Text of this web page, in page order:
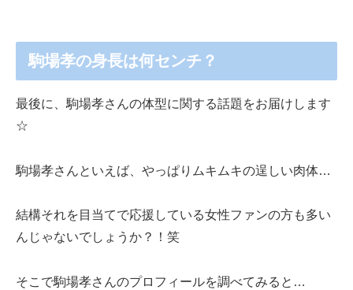
駒場孝の身長は何センチ？
最後に、駒場孝さんの体型に関する話題をお届けします
☆
駒場孝さんといえば、やっぱりムキムキの逞しい肉体…
結構それを目当てで応援している女性ファンの方も多い
んじゃないでしょうか？！笑
そこで駒場孝さんのプロフィールを調べてみると…